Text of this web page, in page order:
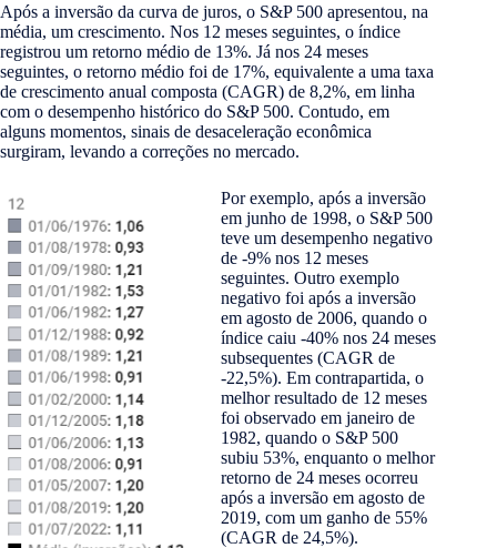
Após a inversão da curva de juros, o S&P 500 apresentou, na
média, um crescimento. Nos 12 meses seguintes, o índice
registrou um retorno médio de 13%. Já nos 24 meses
seguintes, o retorno médio foi de 17%, equivalente a uma taxa
de crescimento anual composta (CAGR) de 8,2%, em linha
com o desempenho histórico do S&P 500. Contudo, em
alguns momentos, sinais de desaceleração econômica
surgiram, levando a correções no mercado.
Por exemplo, após a inversão
em junho de 1998, o S&P 500
teve um desempenho negativo
de -9% nos 12 meses
seguintes. Outro exemplo
negativo foi após a inversão
em agosto de 2006, quando o
índice caiu -40% nos 24 meses
subsequentes (CAGR de
-22,5%). Em contrapartida, o
melhor resultado de 12 meses
foi observado em janeiro de
1982, quando o S&P 500
subiu 53%, enquanto o melhor
retorno de 24 meses ocorreu
após a inversão em agosto de
2019, com um ganho de 55%
(CAGR de 24,5%).